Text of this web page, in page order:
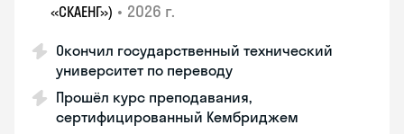
«СКАЕНГ») • 2026 г.
Окончил государственный технический
университет по переводу
Прошёл курс преподавания,
сертифицированный Кембриджем